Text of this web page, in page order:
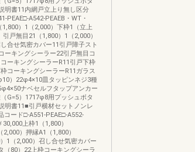
明書11内網戸立上り無し区分
PEAE□-A542-PEAEB・WT・
）1（2,000）下枠1（立上
戸無目21（1,800）1（2,000）
合せ気密カバー11引戸障子スト
ーキングシーラー22引戸無目コ
ーキングシーラーR11引戸下枠
コーキングシーラーR11ガラス
）22φ4×10皿タッピンネジ3種
ナベセルフタップアンカー
G=5）1717φ8用プッシュボタ
明書11■引戸横材セットノンレ
コード□-A551-PEAE□-A552-
上枠1（1,800）
）押縁A1（1,800）
1（2,000）召し合せ気密カバー
（80）22上枠コーキングシーラ